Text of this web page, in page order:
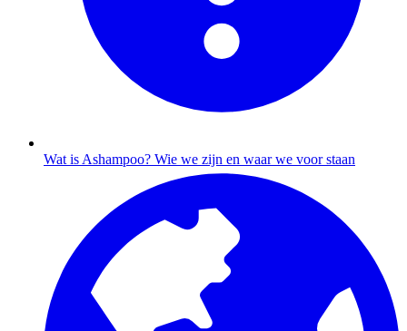
Wat is Ashampoo? Wie we zijn en waar we voor staan